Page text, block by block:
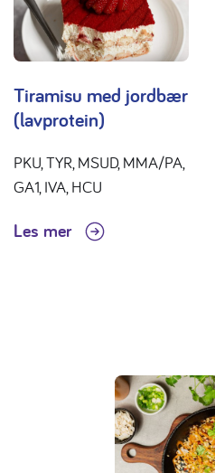
Tiramisu med jordbær
(lavprotein)
PKU, TYR, MSUD, MMA/PA,
GA1, IVA, HCU
Les mer